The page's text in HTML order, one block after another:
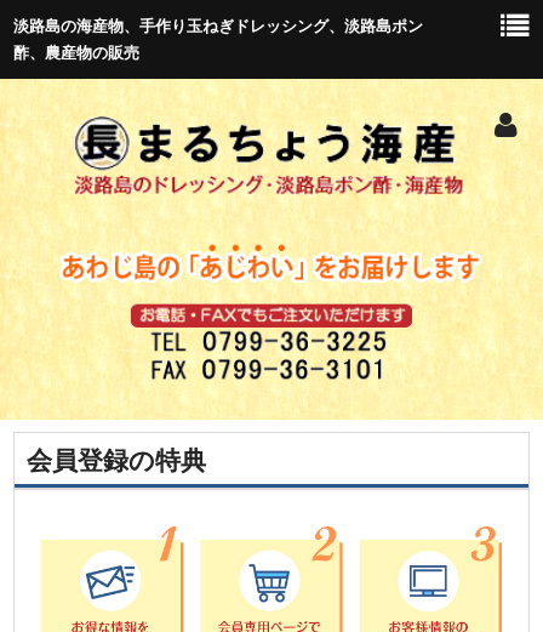
淡路島の海産物、手作り玉ねぎドレッシング、淡路島ポン
酢、農産物の販売
トップ
お知らせ
お客様の声
会員登録の特典